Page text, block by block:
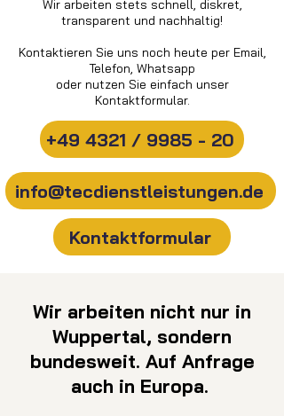
Wir arbeiten stets schnell, diskret,
transparent und nachhaltig!
Kontaktieren Sie uns noch heute per Email,
Telefon, Whatsapp
oder nutzen Sie einfach unser
Kontaktformular.
+49 4321 / 9985 - 20
info@tecdienstleistungen.de
Kontaktformular
Wir arbeiten nicht nur in
Wuppertal, sondern
bundesweit. Auf Anfrage
auch in Europa.